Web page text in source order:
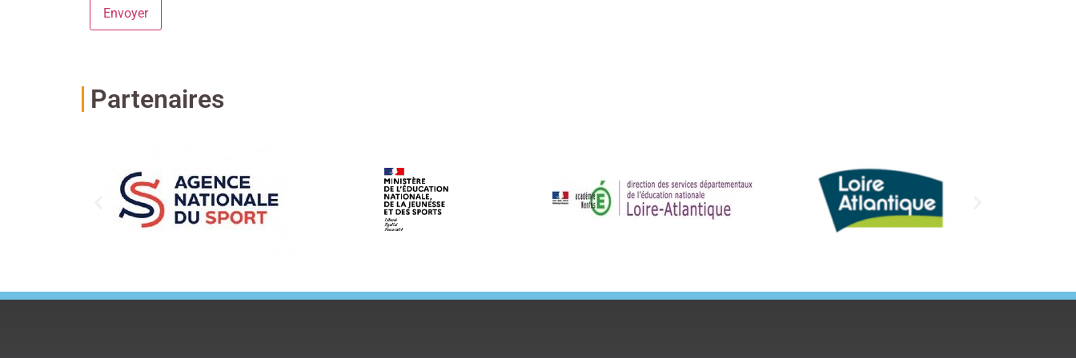
Partenaires